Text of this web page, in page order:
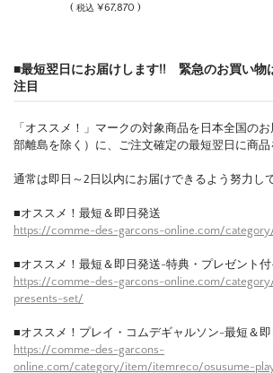
( 税込 ¥67,870 )
■最短翌日にお届けします!! 緊急のお買い物
注目
「オススメ！」マークの対象商品を日本全国の
部離島を除く）に、ご注文確定の最短翌日に商品
通常は即日～2日以内にお届けできるよう努力し
■オススメ！最短＆即日発送
https://comme-des-garcons-online.com/
■オススメ！最短＆即日発送-特典・プレゼント
https://comme-des-garcons-online.com/
presents-set/
■オススメ！プレイ・コムデギャルソン-最短＆
https://comme-des-garcons-
online.com/category/item/itemreco/osusume-